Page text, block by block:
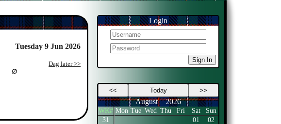
Tuesday 9 Jun 2026
Dag later >>
Login
Sign In
<< Today >>
August 2026
WK# Mon Tue Wed Thu Fri Sat
Sun
31
01
02